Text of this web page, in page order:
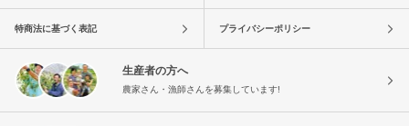
特商法に基づく表記 プライバシーポリシー
生産者の方へ
農家さん・漁師さんを募集しています!